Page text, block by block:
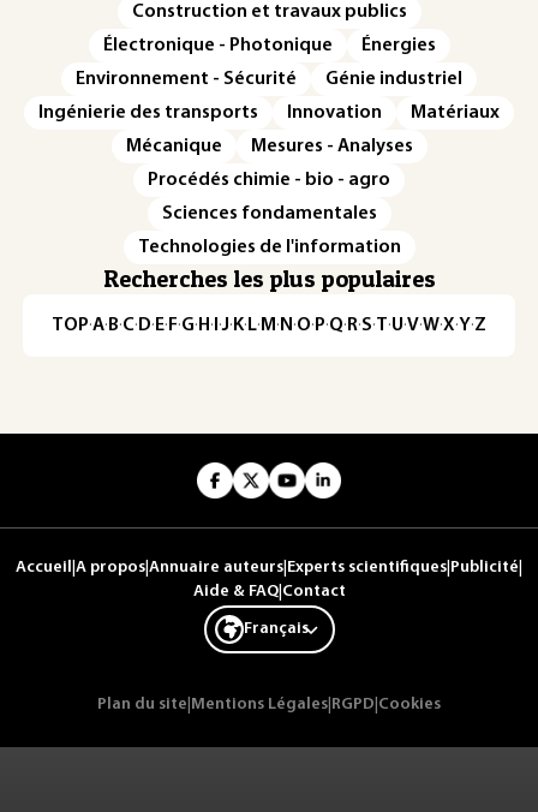
Construction et travaux publics
Électronique - Photonique
Énergies
Environnement - Sécurité
Génie industriel
Ingénierie des transports
Innovation
Matériaux
Mécanique
Mesures - Analyses
Procédés chimie - bio - agro
Sciences fondamentales
Technologies de l'information
Recherches les plus populaires
TOP·A·B·C· D· E· F·G· H · ·J· K· L· M · N ·O· P·Q· R·S·T·U·V·W·X·Y·Z
Accueil A propos Annuaire auteurs Experts scientifiques Publicité
Aide & FAQ| Contact
Français
Plan du site Mentions Légales RGPD Cookies